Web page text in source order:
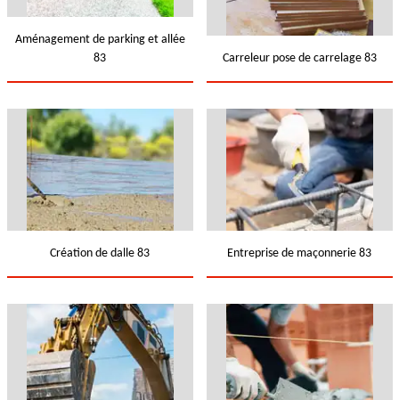
Aménagement de parking et allée
83
Carreleur pose de carrelage 83
Création de dalle 83 Entreprise de maçonnerie 83